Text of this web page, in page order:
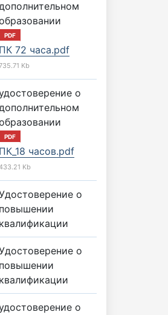
PDF
ПК 72 часа.pdf
Kb
о
PDF
ПК_18 часов.pdf
Kb
о
повышении
квалификации
о
повышении
квалификации
о